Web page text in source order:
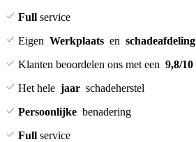
Full service
Eigen Werkplaats en schadeafdeling
Klanten beoordelen ons met een 9,8/10
Het hele jaar schadeherstel
Persoonlijke benadering
Full service